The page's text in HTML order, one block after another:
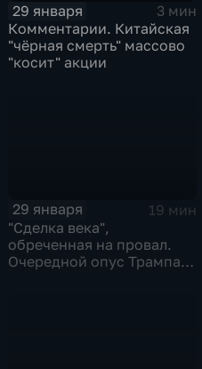
29 января
3 мин
Комментарии. Китайская
"чёрная смерть" массово
"косит" акции
29 января
19 мин
"Сделка века",
обреченная на провал.
Очередной опус Трампа.